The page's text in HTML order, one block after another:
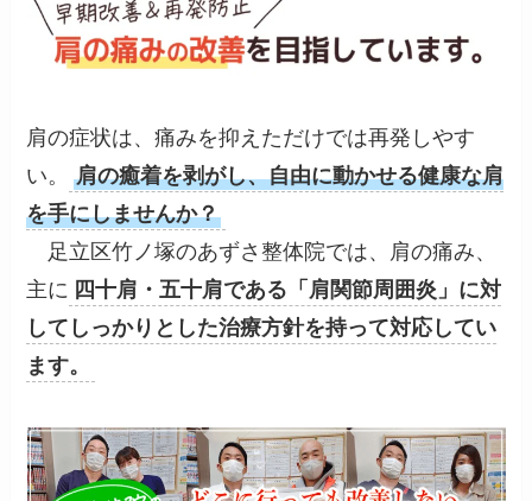
肩の症状は、痛みを抑えただけでは再発しやす
い。
肩の癒着を剥がし、自由に動かせる健康な肩
を手にしませんか？
足立区竹ノ塚のあずさ整体院では、肩の痛み、
主に 四十肩・五十肩である「肩関節周囲炎」に対
してしっかりとした治療方針を持って対応してい
ます。